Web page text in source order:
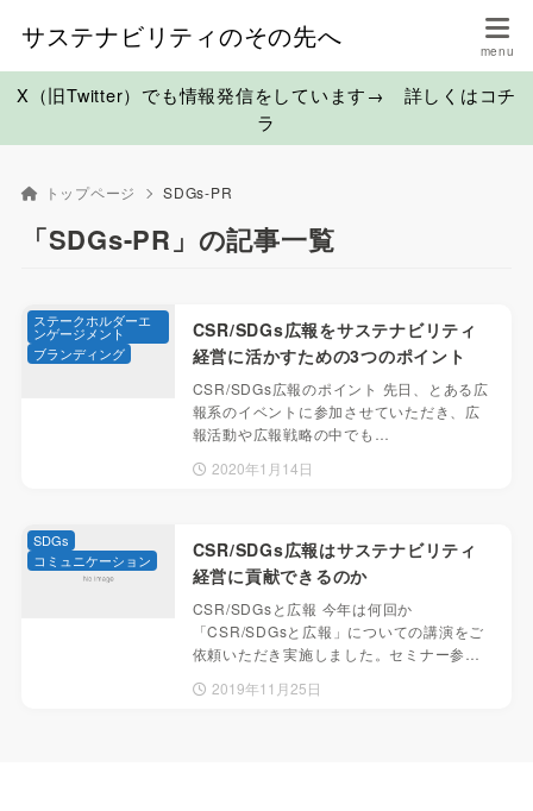
サステナビリティのその先へ
X（旧Twitter）でも情報発信をしています→ 詳しくはコチ
ラ
トップページ SDGs-PR
「SDGs-PR」の記事一覧
CSR/SDGs広報をサステナビリティ
経営に活かすための3つのポイント
CSR/SDGs広報のポイント 先日、とある広
報系のイベントに参加させていただき、広
報活動や広報戦略の中でも…
2020年1月14日
ステークホルダーエ
ンゲージメント
ブランディング
CSR/SDGs広報はサステナビリティ
経営に貢献できるのか
CSR/SDGsと広報 今年は何回か
「CSR/SDGsと広報」についての講演をご
依頼いただき実施しました。セミナー参…
2019年11月25日
SDGs
コミュニケーション